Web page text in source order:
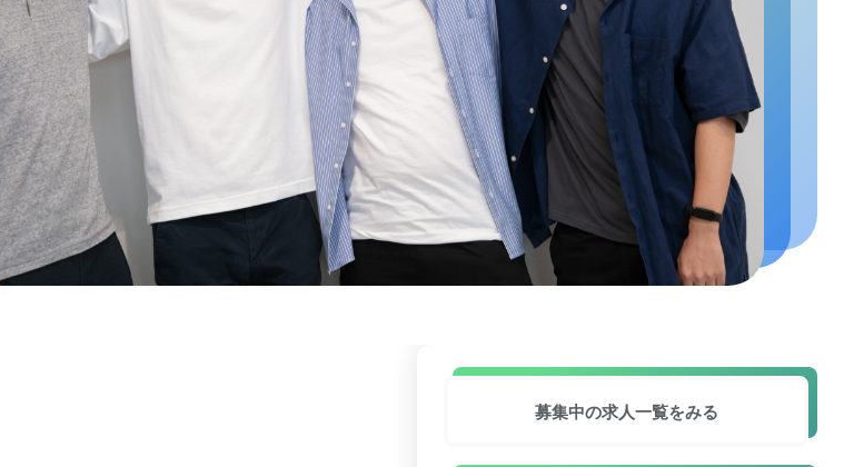
募集中の求人一覧をみる